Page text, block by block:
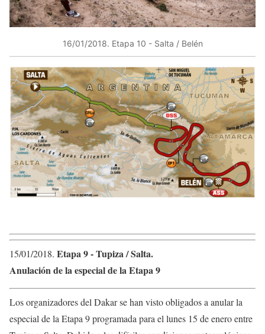
16/01/2018​. Etapa 10 ​- Salta / Belén
15/01/2018​. Etapa 9 ​- Tupiza​ / Salta.
Anulación de la especial de la Etapa 9
Los organizadores del Dakar se han visto obligados a anular la
especial de la Etapa 9 programada para el lunes 15 de enero entre